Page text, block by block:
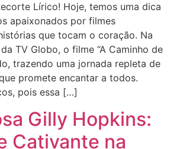
Lírico! Hoje, temos uma dica
apaixonados por filmes
que tocam o coração. Na
TV Globo, o filme “A Caminho de
trazendo uma jornada repleta de
promete encantar a todos.
pois essa […]
Gilly Hopkins:
Cativante na